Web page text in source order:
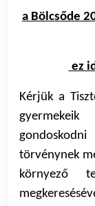
a Bölcsőde
ez
Kérjük a
törvénynek
környező